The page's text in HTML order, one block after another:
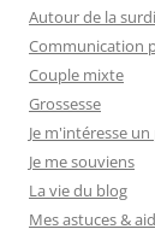
Autour de la
Communication
Couple mixte
Grossesse
Je m'intéresse
Je me souviens
La vie du blog
Mes astuces &